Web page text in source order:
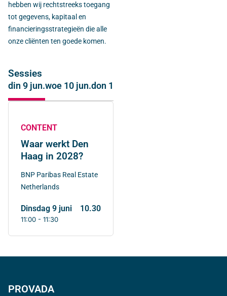
hebben wij rechtstreeks toegang
tot gegevens, kapitaal en
financieringsstrategieën die alle
onze cliënten ten goede komen.
Sessies
din 9 jun.woe 10 jun.don 11 jun.
CONTENT
Waar werkt Den
Haag in 2028?
BNP Paribas Real Estate
Netherlands
dinsdag 9 juni
11:00 - 11:30
10.30
PROVADA